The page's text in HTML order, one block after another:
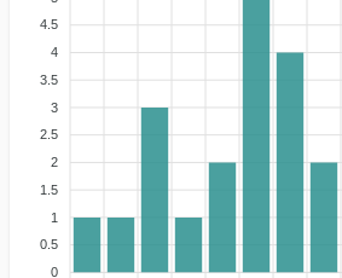
4.5
4
3.5
3
2.5
2
1.5
1
0.5
0